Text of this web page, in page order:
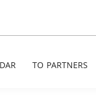
TO PARTNERS